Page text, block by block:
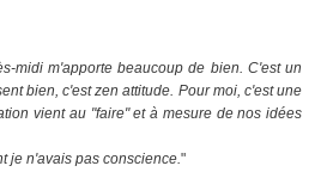
midi m'apporte beaucoup de bien. C'est un
bien, c'est zen attitude. Pour moi, c'est une
vient au "faire" et à mesure de nos idées
je n'avais pas conscience."